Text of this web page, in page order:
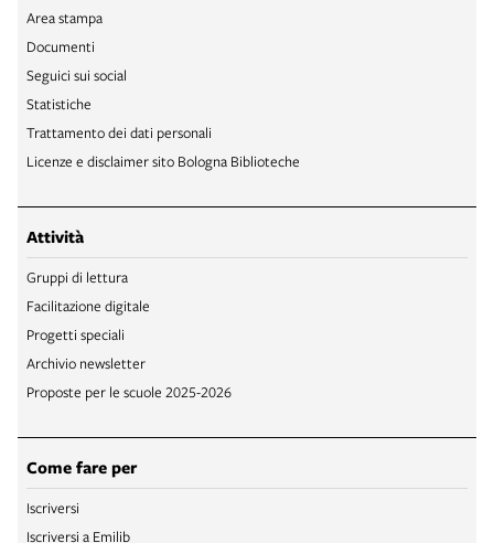
Area stampa
Documenti
Seguici sui social
Statistiche
Trattamento dei dati personali
Licenze e disclaimer sito Bologna Biblioteche
Attività
Gruppi di lettura
Facilitazione digitale
Progetti speciali
Archivio newsletter
Proposte per le scuole 2025-2026
Come fare per
Iscriversi
Iscriversi a Emilib